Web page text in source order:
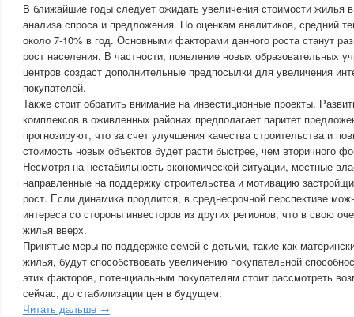
В ближайшие годы следует ожидать увеличения стоимости жилья
анализа спроса и предложения. По оценкам аналитиков, средний
около 7-10% в год. Основными факторами данного роста станут
рост населения. В частности, появление новых образовательных
центров создаст дополнительные предпосылки для увеличения
покупателей.
Также стоит обратить внимание на инвестиционные проекты.
комплексов в оживленных районах предполагает паритет
прогнозируют, что за счет улучшения качества строительства и
стоимость новых объектов будет расти быстрее, чем вторичного
Несмотря на нестабильность экономической ситуации, местные
направленные на поддержку строительства и мотивацию
рост. Если динамика продлится, в среднесрочной перспективе
интереса со стороны инвесторов из других регионов, что в свою
жилья вверх.
Принятые меры по поддержке семей с детьми, такие как
жилья, будут способствовать увеличению покупательной
этих факторов, потенциальным покупателям стоит рассмотреть
сейчас, до стабилизации цен в будущем.
Читать дальше →